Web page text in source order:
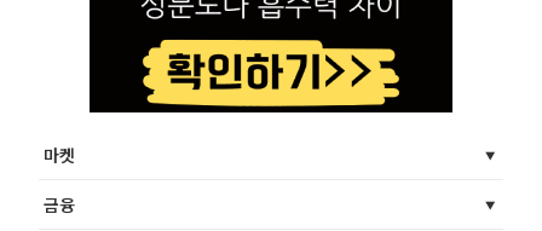
마켓
금융